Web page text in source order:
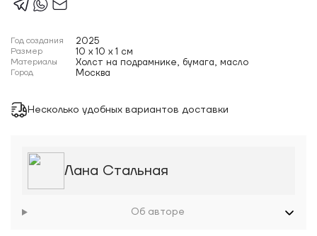
Год создания 2025
Размер 10 x 10 x 1 см
Материалы Холст на подрамнике, бумага, масло
Город Москва
Несколько удобных вариантов доставки
Лана Стальная
Об авторе